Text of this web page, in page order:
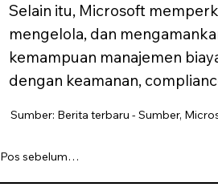
Selain itu, Microsoft
mengelola, dan
kemampuan manajemen
dengan keamanan,
Sumber: Berita terbaru - Sumber,
Pos sebelumnya